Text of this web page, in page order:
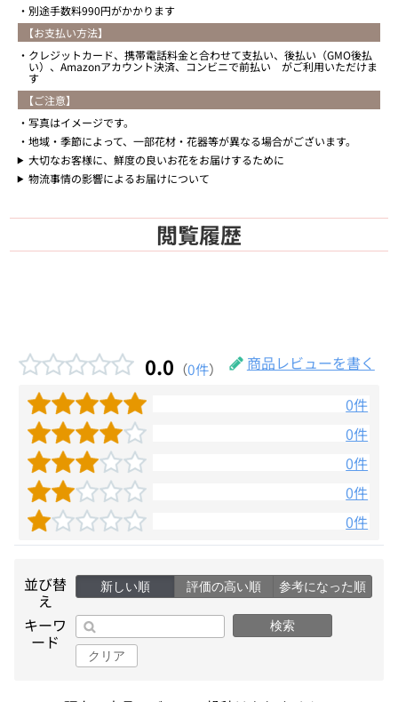
別途手数料990円がかかります
【お支払い方法】
クレジットカード、携帯電話料金と合わせて支払い、後払い（GMO後払
い）、Amazonアカウント決済、コンビニで前払い がご利用いただけま
す
【ご注意】
写真はイメージです。
地域・季節によって、一部花材・花器等が異なる場合がございます。
大切なお客様に、鮮度の良いお花をお届けするために
物流事情の影響によるお届けについて
閲覧履歴
0.0 （0件）
商品レビューを書く
0件
0件
0件
0件
0件
並び替
え
新しい順 評価の高い順 参考になった順
キーワ
ード
検索
クリア